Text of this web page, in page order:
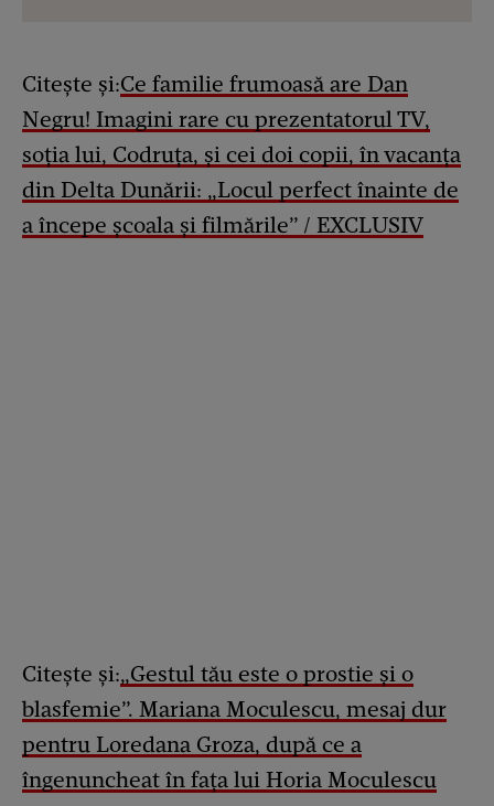
Citește și:Ce familie frumoasă are Dan
Negru! Imagini rare cu prezentatorul TV,
soția lui, Codruța, și cei doi copii, în vacanța
din Delta Dunării: „Locul perfect înainte de
a începe școala și filmările” / EXCLUSIV
Citește și:„Gestul tău este o prostie și o
blasfemie”. Mariana Moculescu, mesaj dur
pentru Loredana Groza, după ce a
îngenuncheat în fața lui Horia Moculescu